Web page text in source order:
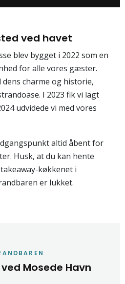
ved havet
blev bygget i 2022 som en
for alle vores gæster.
dens charme og historie,
I 2023 fik vi lagt
udvidede vi med vores
altid åbent for
Husk, at du kan hente
køkkenet i
er lukket.
Mosede Havn